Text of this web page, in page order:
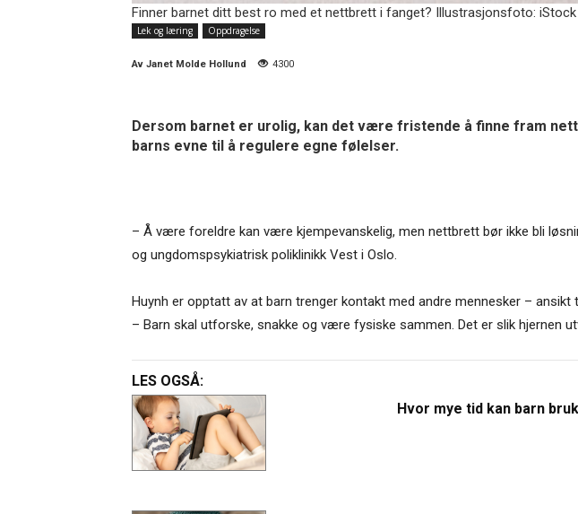
Finner barnet ditt best ro med et nettbrett i fanget? Illustrasjonsfoto: iStock
Lek og læring Oppdragelse
Av Janet Molde Hollund 4300
Dersom barnet er urolig, kan det være fristende å finne fram
barns evne til å regulere egne følelser.
– Å være foreldre kan være kjempevanskelig, men nettbrett bør ikke bli
og ungdomspsykiatrisk poliklinikk Vest i Oslo.
Huynh er opptatt av at barn trenger kontakt med andre mennesker – ansikt
– Barn skal utforske, snakke og være fysiske sammen. Det er slik hjernen
LES OGSÅ:
Hvor mye tid kan barn